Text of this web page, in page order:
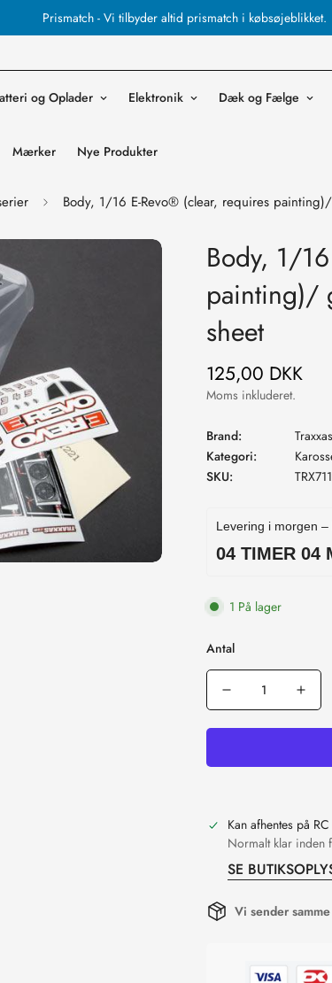
Prismatch - Vi tilbyder altid prismatch i købsøjeblikket.
og Oplader Elektronik Dæk og Fælge
Mærker Nye Produkter
Body, 1/16 E-Revo® (clear, requires
Body, 1/
painting)/
sheet
Normal
pris
125,00 DKK
Moms inkluderet.
Brand:
Traxxas
Kategori:
SKU:
Levering i morgen –
04 TIMER 04
1 På lager
Antal
Kan afhentes på
Normalt klar inden
SE
Vi sender